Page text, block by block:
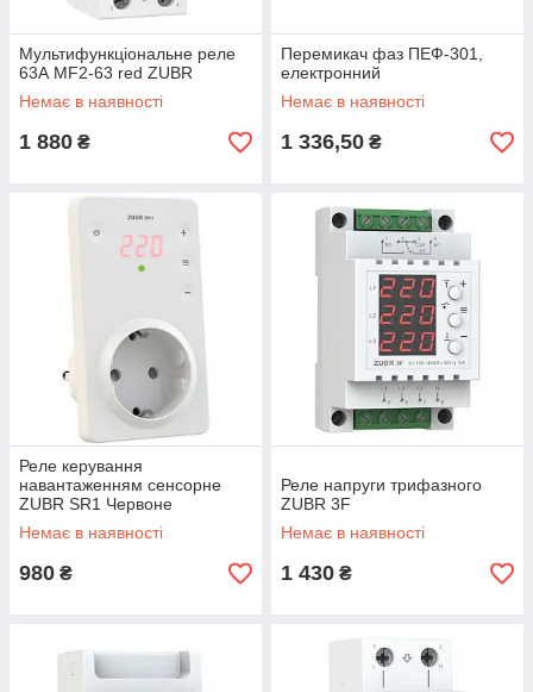
Мультифункціональне реле
63А MF2-63 red ZUBR
Немає в наявності
1 880 ₴
Перемикач фаз ПЕФ-301,
електронний
Немає в наявності
1 336,50 ₴
Реле керування
навантаженням сенсорне
ZUBR SR1 Червоне
Немає в наявності
980 ₴
Реле напруги трифазного
ZUBR 3F
Немає в наявності
1 430 ₴